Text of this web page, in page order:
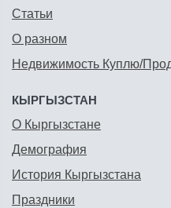
Статьи
О разном
Недвижимость Куплю/
КЫРГЫЗСТАН
О Кыргызстане
Демография
История Кыргызстана
Праздники